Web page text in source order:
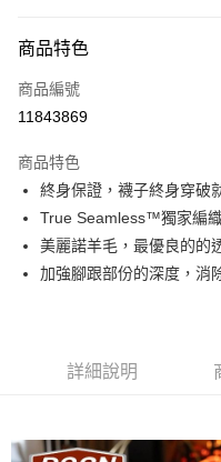
3 期 0 利率 每期
合作金庫商業銀行
上海商業儲蓄銀行
臺灣中小企業銀行
匯豐（台灣）商業銀行
聯邦商業銀行
元大商業銀行
玉山商業銀行
超商取貨付款
LINE Pay
Apple Pay
ATM付款
運送方式
付款後全家取貨
7-11取貨付款
商品特色
商品編號
11843869
商品特色
終身保證，襪子終身穿破
True Seamless™獨家編
美麗諾羊毛，最優良的的
加強腳跟部份的深度，消
詳細說明